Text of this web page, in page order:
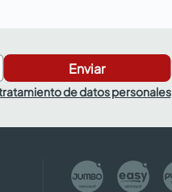
Enviar
de datos personales